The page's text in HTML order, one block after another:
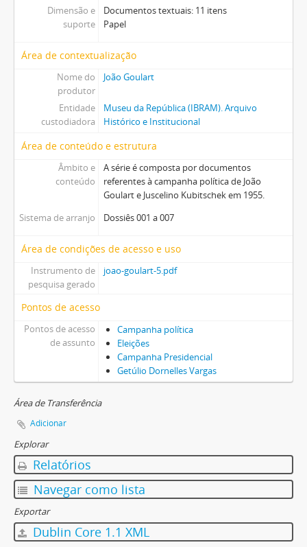
Dimensão e
suporte
Documentos textuais: 11 itens
Papel
Área de contextualização
Nome do
produtor
João Goulart
Entidade
custodiadora
Museu da República (IBRAM). Arquivo
Histórico e Institucional
Área de conteúdo e estrutura
Âmbito e
conteúdo
A série é composta por documentos
referentes à campanha política de João
Goulart e Juscelino Kubitschek em 1955.
Sistema de arranjo
Dossiês 001 a 007
Área de condições de acesso e uso
Instrumento de
pesquisa gerado
joao-goulart-5.pdf
Pontos de acesso
Pontos de acesso
de assunto
Campanha política
Eleições
Campanha Presidencial
Getúlio Dornelles Vargas
Área de Transferência
Adicionar
Explorar
Relatórios
Navegar como lista
Exportar
Dublin Core 1.1 XML